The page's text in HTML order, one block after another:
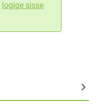
logige sisse